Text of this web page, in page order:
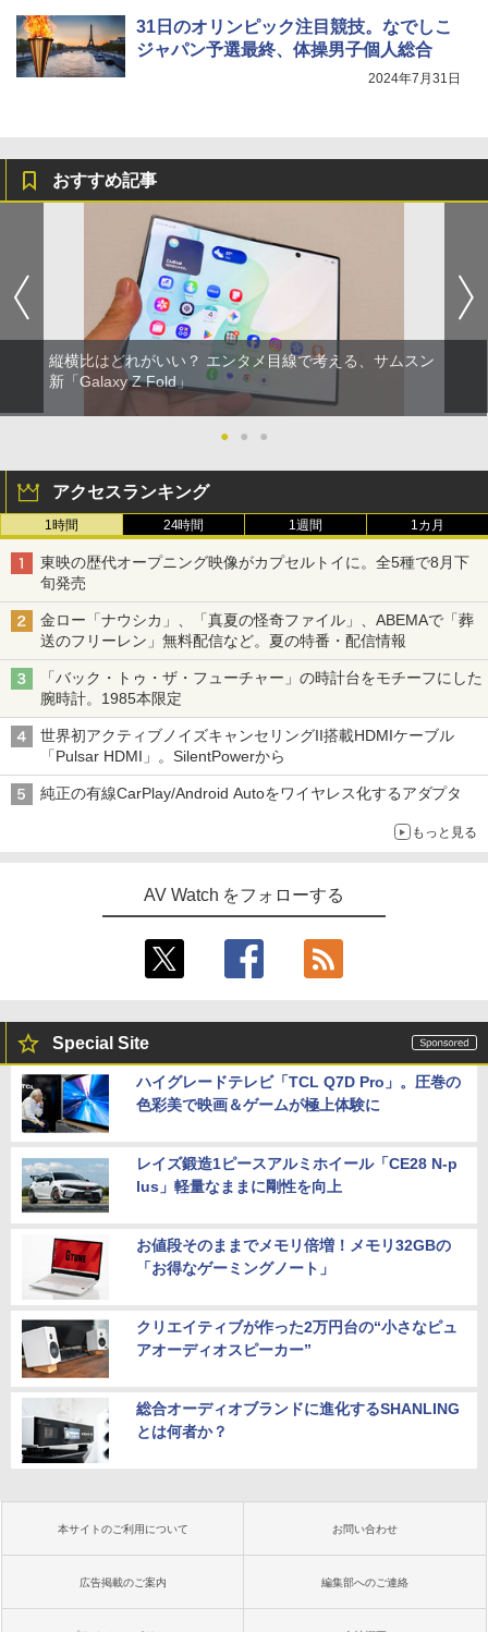
31日のオリンピック注目競技。なでしこ
ジャパン予選最終、体操男子個人総合
2024年7月31日
おすすめ記事
縦横比はどれがいい？ エンタメ目線で考える、サムスン
新「Galaxy Z Fold」
● ● ●
アクセスランキング
1時間 24時間 1週間 1カ月
東映の歴代オープニング映像がカプセルトイに。全5種で8月下
旬発売
金ロー「ナウシカ」、「真夏の怪奇ファイル」、ABEMAで「葬
送のフリーレン」無料配信など。夏の特番・配信情報
「バック・トゥ・ザ・フューチャー」の時計台をモチーフにした
腕時計。1985本限定
世界初アクティブノイズキャンセリングII搭載HDMIケーブル
「Pulsar HDMI」。SilentPowerから
純正の有線CarPlay/Android Autoをワイヤレス化するアダプタ
もっと見る
AV Watch をフォローする
Special Site
ハイグレードテレビ「TCL Q7D Pro」。圧巻の
色彩美で映画＆ゲームが極上体験に
レイズ鍛造1ピースアルミホイール「CE28 N-p
lus」軽量なままに剛性を向上
お値段そのままでメモリ倍増！メモリ32GBの
「お得なゲーミングノート」
クリエイティブが作った2万円台の“小さなピュ
アオーディオスピーカー”
総合オーディオブランドに進化するSHANLING
とは何者か？
本サイトのご利用について お問い合わせ
広告掲載のご案内 編集部へのご連絡